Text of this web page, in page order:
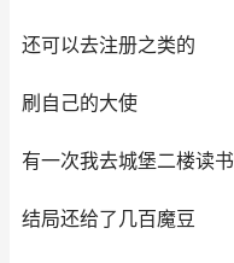
还可以去注册之类的
刷自己的大使
有一次我去城堡二楼读书
结局还给了几百魔豆